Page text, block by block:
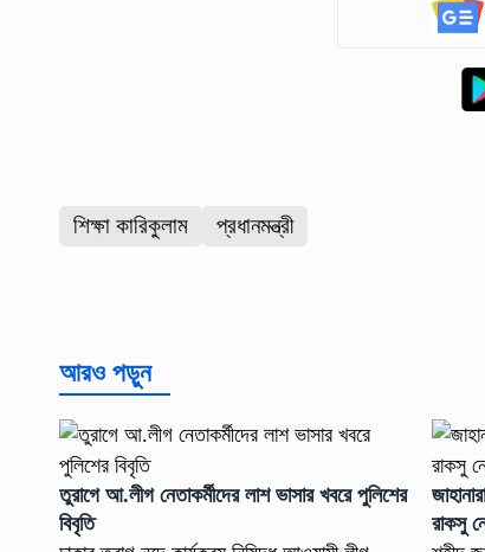
শিক্ষা কারিকুলাম প্রধানমন্ত্রী
আরও পড়ুন
তুরাগে আ.লীগ নেতাকর্মীদের লাশ ভাসার খবরে পুলিশের
বিবৃতি
রাকসু